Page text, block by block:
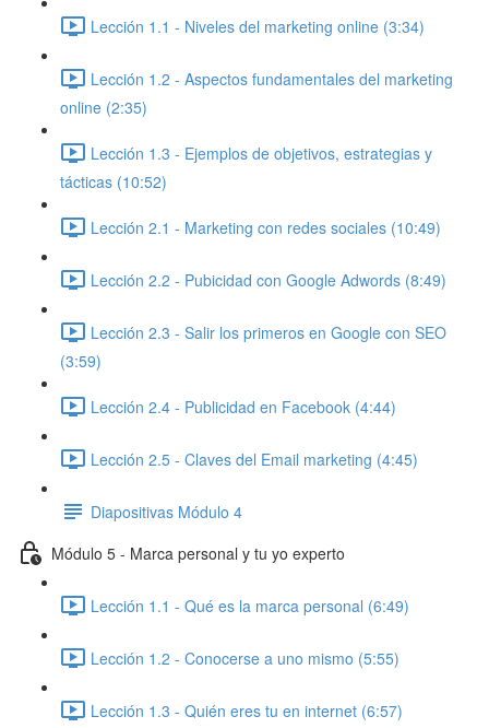
Lección 1.1 - Niveles del marketing online (3:34)
Lección 1.2 - Aspectos fundamentales del marketing
online (2:35)
Lección 1.3 - Ejemplos de objetivos, estrategias y
tácticas (10:52)
Lección 2.1 - Marketing con redes sociales (10:49)
Lección 2.2 - Pubicidad con Google Adwords (8:49)
Lección 2.3 - Salir los primeros en Google con SEO
(3:59)
Lección 2.4 - Publicidad en Facebook (4:44)
Lección 2.5 - Claves del Email marketing (4:45)
Diapositivas Módulo 4
Módulo 5 - Marca personal y tu yo experto
Lección 1.1 - Qué es la marca personal (6:49)
Lección 1.2 - Conocerse a uno mismo (5:55)
Lección 1.3 - Quién eres tu en internet (6:57)